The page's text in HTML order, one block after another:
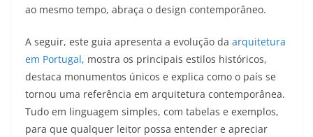
ao mesmo tempo, abraça o design contemporâneo.​
A seguir, este guia apresenta a evolução da arquitetura
em Portugal, mostra os principais estilos históricos,
destaca monumentos únicos e explica como o país se
tornou uma referência em arquitetura contemporânea.
Tudo em linguagem simples, com tabelas e exemplos,
para que qualquer leitor possa entender e apreciar